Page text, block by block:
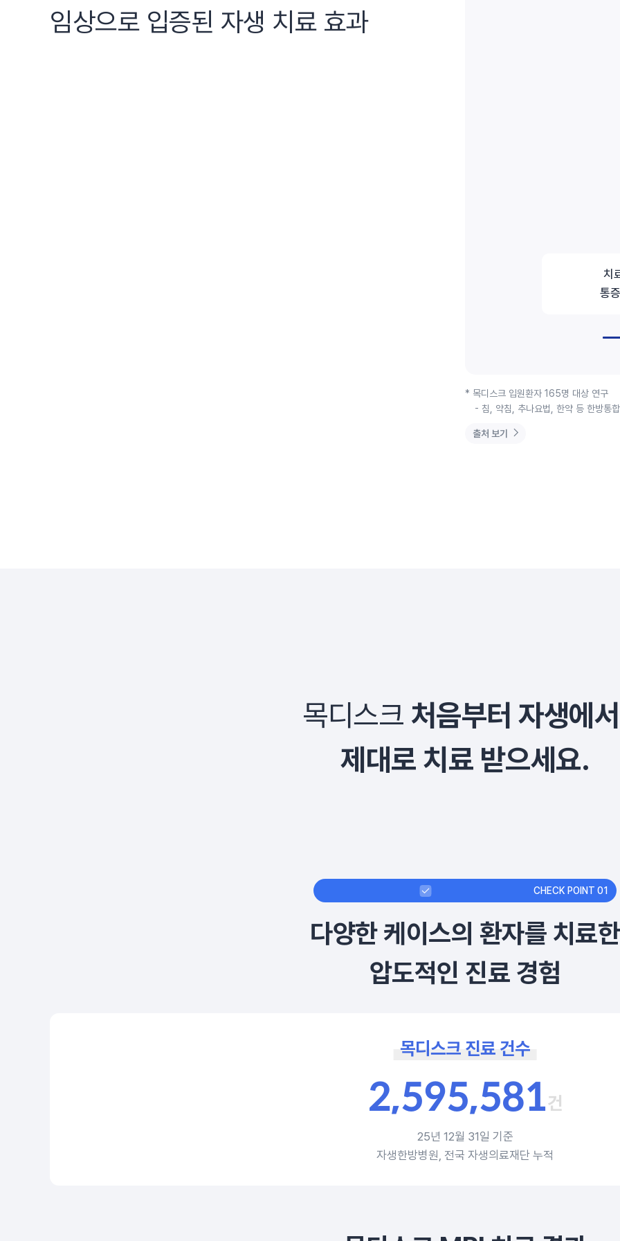
임상으로 입증된 자생 치료 효과
치
통
* 목디스크 입원환자 165명 대상 연구
- 침, 약침, 추나요법, 한약 등 한방통
출처 보기
목디스크 처음부터 자생에
제대로 치료 받으세요.
CHECK POINT 01
다양한 케이스의 환자를 치료한
압도적인 진료 경험
목디스크 진료 건수
2,595,581건
25년 12월 31일 기준
자생한방병원, 전국 자생의료재단 누적